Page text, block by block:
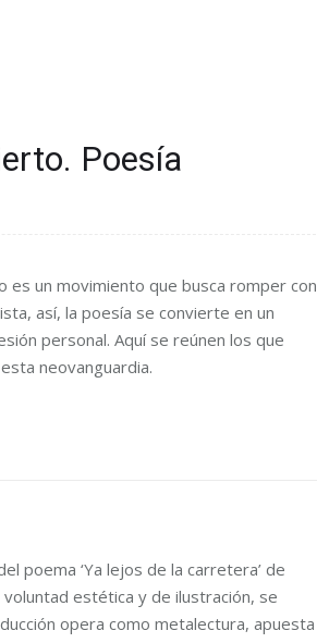
Poesía
es un movimiento que busca romper con
así, la poesía se convierte en un
personal. Aquí se reúnen los que
neovanguardia.
poema ‘Ya lejos de la carretera’ de
estética y de ilustración, se
opera como metalectura, apuesta